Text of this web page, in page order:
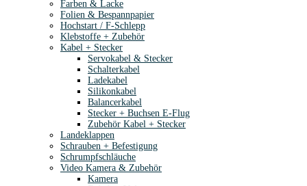
Farben & Lacke
Folien & Bespannpapier
Hochstart / F-Schlepp
Klebstoffe + Zubehör
Kabel + Stecker
Servokabel & Stecker
Schalterkabel
Ladekabel
Silikonkabel
Balancerkabel
Stecker + Buchsen E-Flug
Zubehör Kabel + Stecker
Landeklappen
Schrauben + Befestigung
Schrumpfschläuche
Video Kamera & Zubehör
Kamera